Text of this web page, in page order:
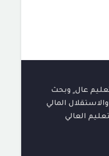
عال ٍ وبحث
المالي
العالي